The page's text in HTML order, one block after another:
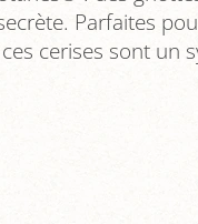
Parfaites
cerises sont un